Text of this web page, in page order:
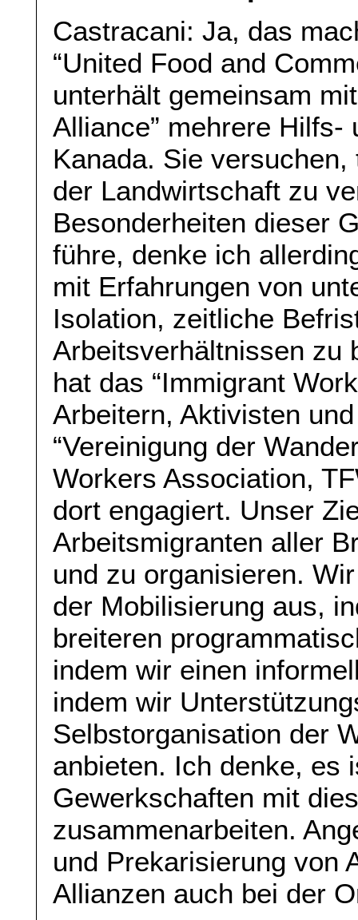
Castracani: Ja, das
“United Food and
unterhält gemeinsam
Alliance” mehrere
Kanada. Sie
der Landwirtschaft zu
Besonderheiten dieser
führe, denke ich
mit Erfahrungen von
Isolation, zeitliche
Arbeitsverhältnissen zu
hat das “Immigrant
Arbeitern, Aktivisten
“Vereinigung der
Workers Association,
dort engagiert. Unser
Arbeitsmigranten aller
und zu organisieren.
der Mobilisierung aus,
breiteren
indem wir einen
indem wir
Selbstorganisation der
anbieten. Ich denke, es
Gewerkschaften mit
zusammenarbeiten.
und Prekarisierung von
Allianzen auch bei der